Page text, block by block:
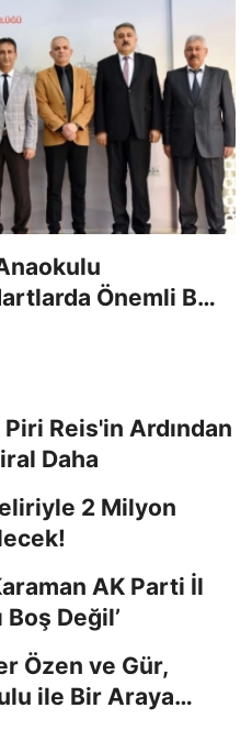
Önemli Bir
Piri Reis'in Ardından
Daha
2 Milyon
AK Parti İl
Boş Değil’
Özen ve Gür,
ile Bir Araya